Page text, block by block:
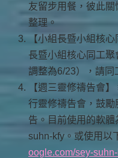
友留步用餐，彼此
整理。
【小組長暨小組核
長暨小組核心同工
調整為6/23），請同
【週三靈修禱告會
行靈修禱告會，鼓
告。目前使用的軟
suhn-kfy。或使用以
oogle.com/sey-